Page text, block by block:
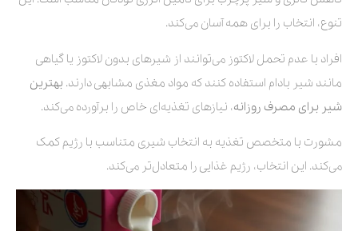
تنوع، انتخاب را برای همه آسان می‌کند.
افراد با عدم تحمل لاکتوز می‌توانند از شیرهای بدون لاکتوز یا گیاهی
مانند شیر بادام استفاده کنند که مواد مغذی مشابهی دارند. بهترین
شیر برای مصرف روزانه، نیازهای تغذیه‌ای خاص را برآورده می‌کند.
مشورت با متخصص تغذیه به انتخاب شیری متناسب با رژیم کمک
می‌کند. این انتخاب، رژیم غذایی را متعادل‌تر می‌کند.